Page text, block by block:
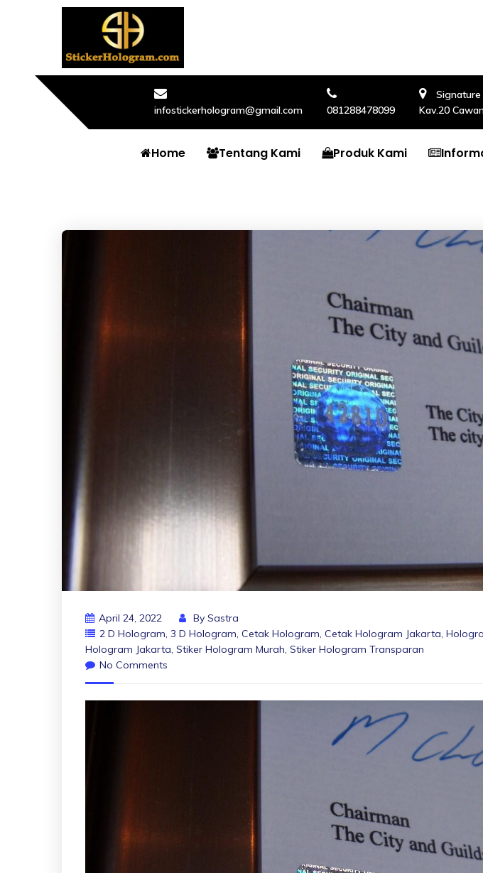
infostickerhologram@gmail.com 081288478099
Signature
Kav.20
Home Tentang Kami Produk Kami
April 24, 2022 By Sastra
2 D Hologram, 3 D Hologram, Cetak Hologram, Cetak Hologram Jakarta,
Hologram Jakarta, Stiker Hologram Murah, Stiker Hologram Transparan
No Comments